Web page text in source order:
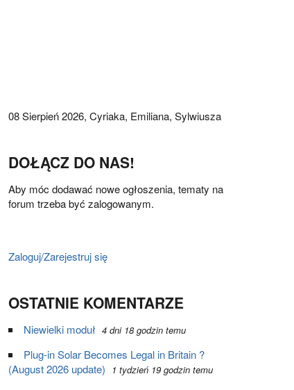
08 Sierpień 2026, Cyriaka, Emiliana, Sylwiusza
DOŁĄCZ DO NAS!
Aby móc dodawać nowe ogłoszenia, tematy na
forum trzeba być zalogowanym.
Zaloguj/Zarejestruj się
OSTATNIE KOMENTARZE
Niewielki moduł 4 dni 18 godzin temu
Plug-in Solar Becomes Legal in Britain ?
(August 2026 update)
1 tydzień 19 godzin temu